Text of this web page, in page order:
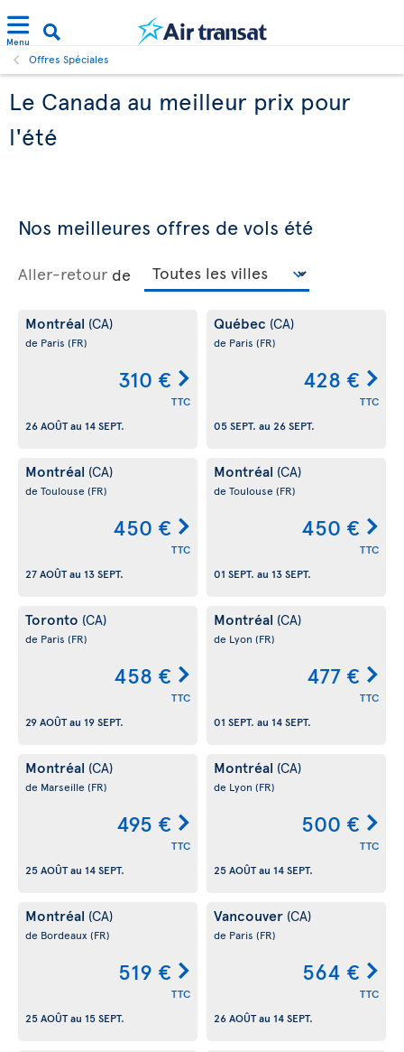
Menu
Offres Spéciales
Le Canada au meilleur prix pour
l'été
Nos meilleures offres de vols été
Aller-retour de
Montréal (CA)
de Paris (FR)
310 €
TTC
26 AOÛTau 14 SEPT.
Québec (CA)
de Paris (FR)
428 €
TTC
05 SEPT. au 26 SEPT.
Montréal (CA)
de Toulouse (FR)
450 €
TTC
27 AOÛTau 13 SEPT.
Montréal (CA)
de Toulouse (FR)
450 €
TTC
01 SEPT. au 13 SEPT.
Toronto (CA)
de Paris (FR)
458 €
TTC
29 AOÛTau 19 SEPT.
Montréal (CA)
de Lyon (FR)
477 €
TTC
01 SEPT. au 14 SEPT.
Montréal (CA)
de Marseille (FR)
495 €
TTC
25 AOÛTau 14 SEPT.
Montréal (CA)
de Lyon (FR)
500 €
TTC
25 AOÛTau 14 SEPT.
Montréal (CA)
de Bordeaux (FR)
519 €
TTC
25 AOÛTau 15 SEPT.
Vancouver (CA)
de Paris (FR)
564 €
TTC
26 AOÛTau 14 SEPT.